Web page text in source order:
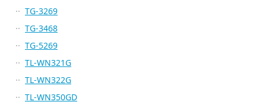
TG-3269
TG-3468
TG-5269
TL-WN321G
TL-WN322G
TL-WN350GD